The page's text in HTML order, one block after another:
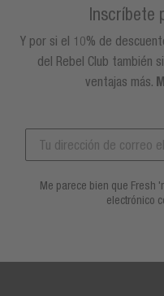
Inscríbete
Y por si el 10% de
del Rebel Club también
ventajas más.
Me parece bien que Fresh
electrónico